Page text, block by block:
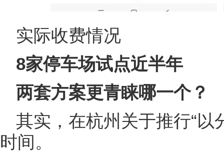
实际收费情况
8家停车场试点近半年
两套方案更青睐哪一个？
其实，在杭州关于推行“以
时间。